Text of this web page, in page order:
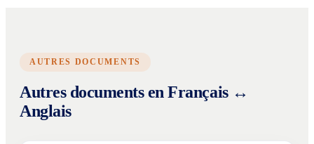
AUTRES DOCUMENTS
Autres documents en Français ↔
Anglais